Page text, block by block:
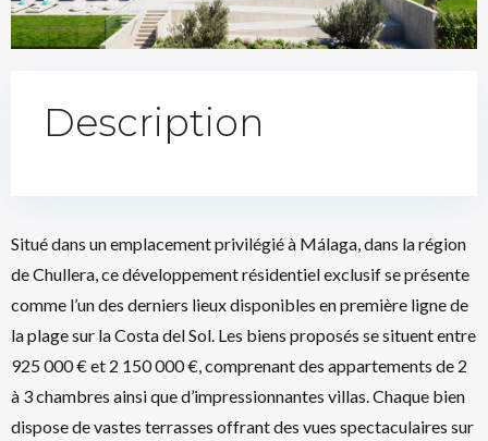
Description
Situé dans un emplacement privilégié à Málaga, dans la région
de Chullera, ce développement résidentiel exclusif se présente
comme l’un des derniers lieux disponibles en première ligne de
la plage sur la Costa del Sol. Les biens proposés se situent entre
925 000 € et 2 150 000 €, comprenant des appartements de 2
à 3 chambres ainsi que d’impressionnantes villas. Chaque bien
dispose de vastes terrasses offrant des vues spectaculaires sur